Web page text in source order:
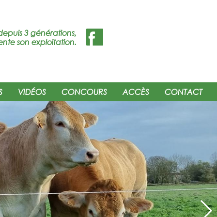
3 générations,
son exploitation.
VIDÉOS CONCOURS ACCÈS CONTACT